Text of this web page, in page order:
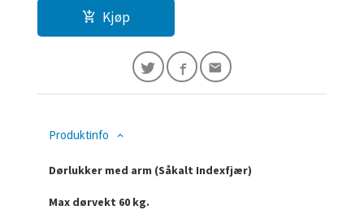
Kjøp
Produktinfo
Dørlukker med arm (Såkalt Indexfjær)
Max dørvekt 60 kg.